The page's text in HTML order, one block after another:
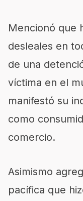
Mencionó que
desleales en
de una
víctima en el
manifestó su
como
comercio.
Asimismo
pacífica que